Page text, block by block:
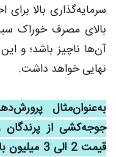
سرمایه‌گذاری بالا
بالای مصرف خوراک
آن‌ها ناچیز باشد؛ و
نهایی خواهد داشت.
به‌عنوان‌مثال
جوجه‌کشی از پرندگان
قیمت 2